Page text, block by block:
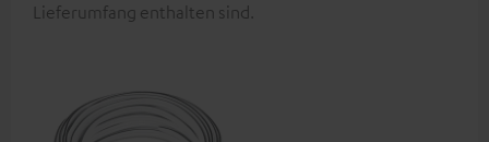
Lieferumfang enthalten sind.